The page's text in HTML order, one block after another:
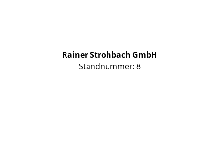
Rainer Strohbach GmbH
Standnummer: 8